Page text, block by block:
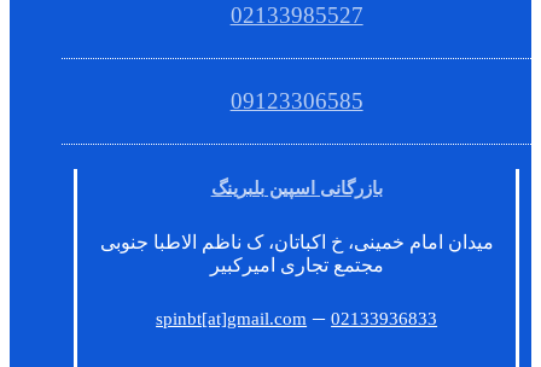
02133985527
09123306585
بازرگانی اسپین بلبرینگ
میدان امام خمینی، خ اکباتان، ک ناظم الاطبا جنوبی
مجتمع تجاری امیرکبیر
spinbt[at]gmail.com –02133936833